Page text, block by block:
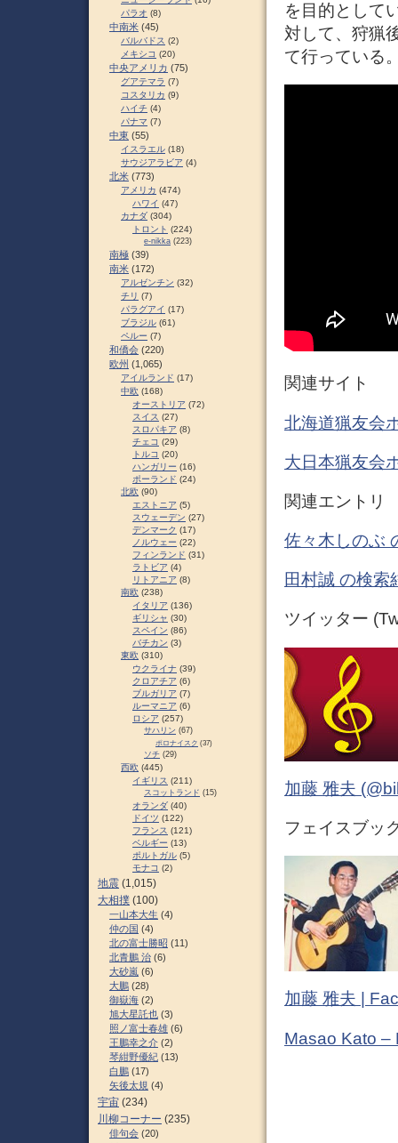
を目的として
対して、狩猟
て行っている
関連サイト
北海道猟友会
大日本猟友会
関連エントリ
佐々木しのぶ
田村誠 の検索
ツイッター
加藤 雅夫
フェイスブッ
加藤 雅夫 |
Masao Kato –
パラオ (8)
中南米 (45)
バルバドス (2)
メキシコ (20)
中央アメリカ (75)
グアテマラ (7)
コスタリカ (9)
ハイチ (4)
パナマ (7)
中東 (55)
イスラエル (18)
サウジアラビア (4)
北米 (773)
アメリカ (474)
ハワイ (47)
カナダ (304)
トロント (224)
e-nikka (223)
南極 (39)
南米 (172)
アルゼンチン (32)
チリ (7)
パラグアイ (17)
ブラジル (61)
ペルー (7)
和僑会 (220)
欧州 (1,065)
アイルランド (17)
中欧 (168)
オーストリア (72)
スイス (27)
スロパキア (8)
チェコ (29)
トルコ (20)
ハンガリー (16)
ポーランド (24)
北欧 (90)
エストニア (5)
スウェーデン (27)
デンマーク (17)
ノルウェー (22)
フィンランド (31)
ラトビア (4)
リトアニア (8)
南欧 (238)
イタリア (136)
ギリシャ (30)
スペイン (86)
バチカン (3)
東欧 (310)
ウクライナ (39)
クロアチア (6)
ブルガリア (7)
ルーマニア (6)
ロシア (257)
サハリン (67)
ポロナイスク (37)
ソチ (29)
西欧 (445)
イギリス (211)
スコットランド (15)
オランダ (40)
ドイツ (122)
フランス (121)
ベルギー (13)
ポルトガル (5)
モナコ (2)
地震 (1,015)
大相撲 (100)
一山本大生 (4)
仲の国 (4)
北の富士勝昭 (11)
北青鵬 治 (6)
大砂嵐 (6)
大鵬 (28)
御嶽海 (2)
旭大星託也 (3)
照ノ富士春雄 (6)
王鵬幸之介 (2)
琴紺野優紀 (13)
白鵬 (17)
矢後太規 (4)
宇宙 (234)
川柳コーナー (235)
俳句会 (20)